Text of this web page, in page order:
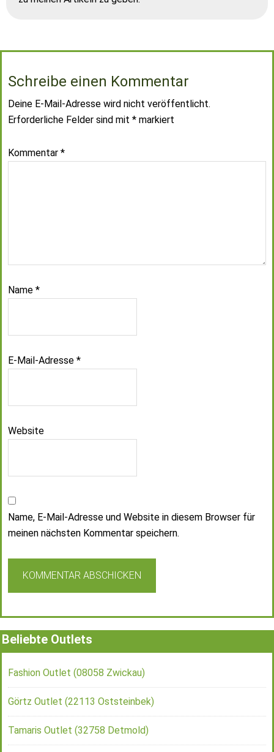
Schreibe einen Kommentar
Deine E-Mail-Adresse wird nicht veröffentlicht.
Erforderliche Felder sind mit * markiert
Kommentar *
Name *
E-Mail-Adresse *
Website
Name, E-Mail-Adresse und Website in diesem Browser für
meinen nächsten Kommentar speichern.
Beliebte Outlets
Fashion Outlet (08058 Zwickau)
Görtz Outlet (22113 Oststeinbek)
Tamaris Outlet (32758 Detmold)